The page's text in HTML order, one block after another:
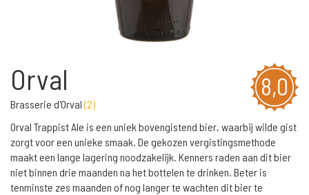
8,0
Orval
Brasserie d'Orval(2)
Orval Trappist Ale is een uniek bovengistend bier, waarbij wilde gist
zorgt voor een unieke smaak. De gekozen vergistingsmethode
maakt een lange lagering noodzakelijk. Kenners raden aan dit bier
niet binnen drie maanden na het bottelen te drinken. Beter is
tenminste zes maanden of nog langer te wachten dit bier te